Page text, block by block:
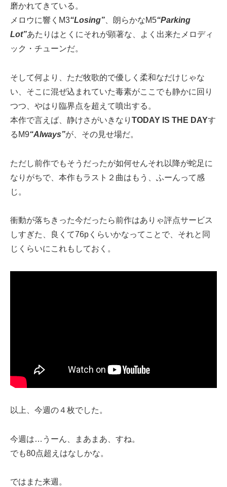
磨かれてきている。
メロウに響くM3“Losing” 、朗らかなM5“Parking
Lot”あたりはとくにそれが顕著な、よく出来たメロディ
ック・チューンだ。
そして何より、ただ牧歌的で優しく柔和なだけじゃな
い、そこに混ぜ込まれていた毒素がここでも静かに回り
つつ、やはり臨界点を超えて噴出する。
本作で言えば、静けさがいきなり TODAY IS THE DAYす
るM9“Always”が、その見せ場だ。
ただし前作でもそうだったが如何せんそれ以降が蛇足に
なりがちで、本作もラスト２曲はもう、ふーんって感
じ。
衝動が落ちきった今だったら前作はありゃ評点サービス
しすぎた、良くて76pくらいかなってことで、それと同
じくらいにこれもしておく。
以上、今週の４枚でした。
今週は…うーん、まあまあ、すね。
でも80点超えはなしかな。
ではまた来週。